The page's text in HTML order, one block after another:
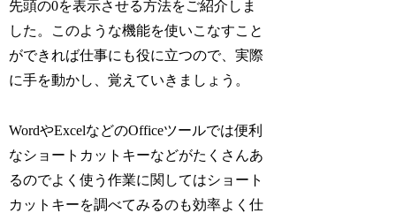
先頭の0を表示させる方法をご紹介しま
した。このような機能を使いこなすこと
ができれば仕事にも役に立つので、実際
に手を動かし、覚えていきましょう。
WordやExcelなどのOfficeツールでは便利
なショートカットキーなどがたくさんあ
るのでよく使う作業に関してはショート
カットキーを調べてみるのも効率よく仕